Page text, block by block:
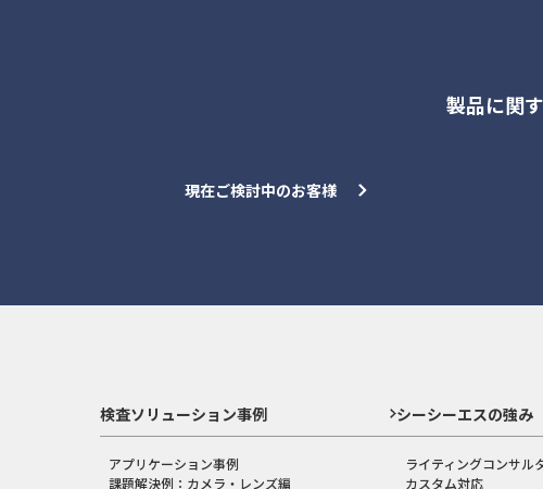
製品に関
現在ご検討中のお客様
検査ソリューション事例
アプリケーション事例
課題解決例：カメラ・レンズ編
シーシーエスの強み
ライティングコンサル
カスタム対応